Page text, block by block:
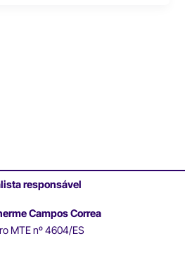
responsável
Campos Correa
MTE nº 4604/ES